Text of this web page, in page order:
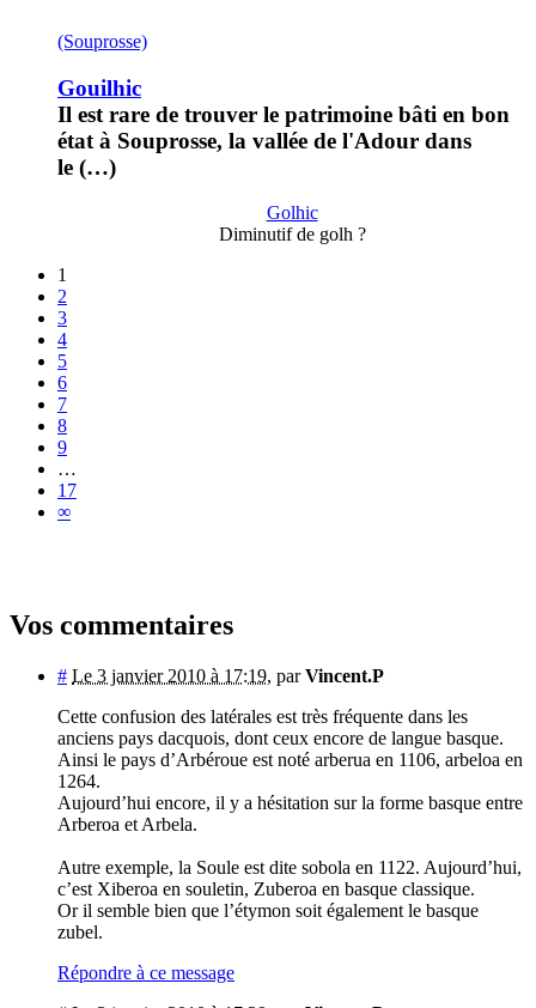
(Souprosse)
Gouilhic
Il est rare de trouver le patrimoine bâti en bon
état à Souprosse, la vallée de l'Adour dans
le (…)
Golhic
Diminutif de golh ?
1
2
3
4
5
6
7
8
9
…
17
∞
Vos commentaires
# Le 3 janvier 2010 à 17:19, parVincent.P
Cette confusion des latérales est très fréquente dans les
anciens pays dacquois, dont ceux encore de langue basque.
Ainsi le pays d’Arbéroue est noté arberua en 1106, arbeloa en
1264.
Aujourd’hui encore, il y a hésitation sur la forme basque entre
Arberoa et Arbela.
Autre exemple, la Soule est dite sobola en 1122. Aujourd’hui,
c’est Xiberoa en souletin, Zuberoa en basque classique.
Or il semble bien que l’étymon soit également le basque
zubel.
Répondre à ce message